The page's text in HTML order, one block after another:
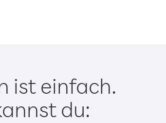
ist einfach.
du: